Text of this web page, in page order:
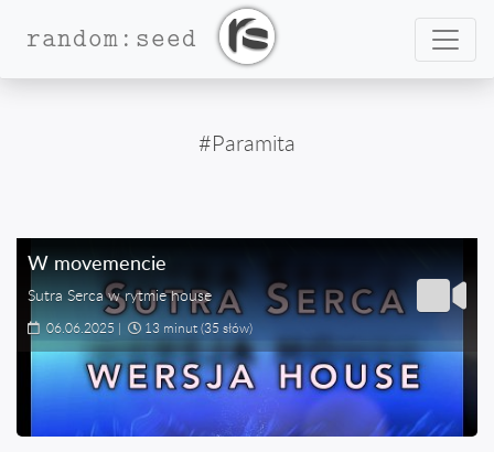
random:seed
#Paramita
W movemencie
Sutra Serca w rytmie house
06.06.2025 | 13 minut(35 słów)